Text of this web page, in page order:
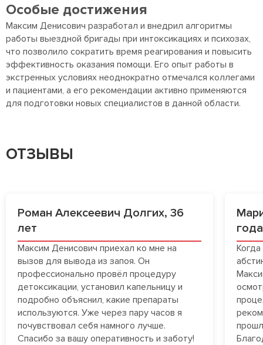
Особые достижения
Максим Денисович разработал и внедрил алгоритмы
работы выездной бригады при интоксикациях и психозах,
что позволило сократить время реагирования и повысить
эффективность оказания помощи. Его опыт работы в
экстренных условиях неоднократно отмечался коллегами
и пациентами, а его рекомендации активно применяются
для подготовки новых специалистов в данной области.
ОТЗЫВЫ
Роман Алексеевич Долгих, 36
лет
Максим Денисович приехал ко мне на
вызов для вывода из запоя. Он
профессионально провёл процедуру
детоксикации, установил капельницу и
подробно объяснил, какие препараты
используются. Уже через пару часов я
почувствовал себя намного лучше.
Спасибо за вашу оперативность и заботу!
года